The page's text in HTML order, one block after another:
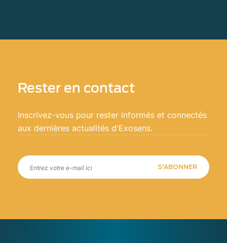
Rester en contact
Inscrivez-vous pour rester informés et connectés
aux dernières actualités d'Exosens.
S'ABONNER